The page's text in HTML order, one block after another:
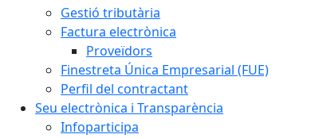
Gestió tributària
Factura electrònica
Proveïdors
Finestreta Única Empresarial (FUE)
Perfil del contractant
Seu electrònica i Transparència
Infoparticipa